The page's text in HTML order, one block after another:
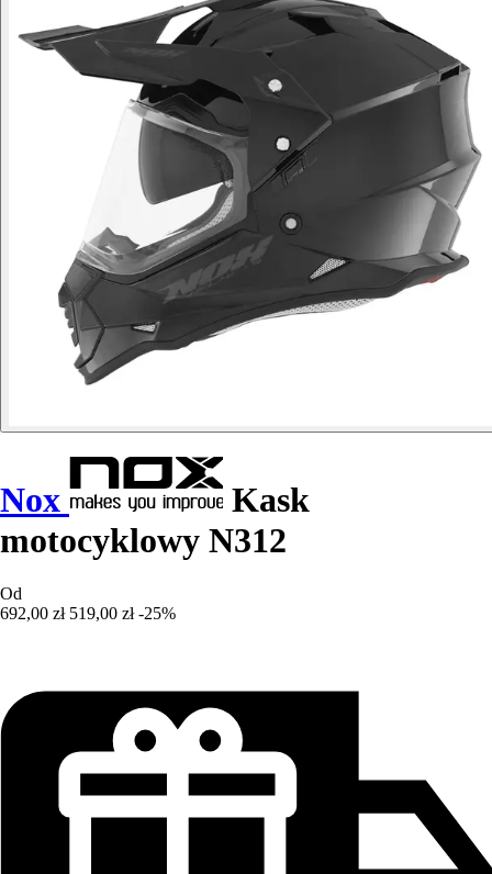
Nox
Kask
motocyklowy N312
Od
692,00 zł 519,00 zł -25%